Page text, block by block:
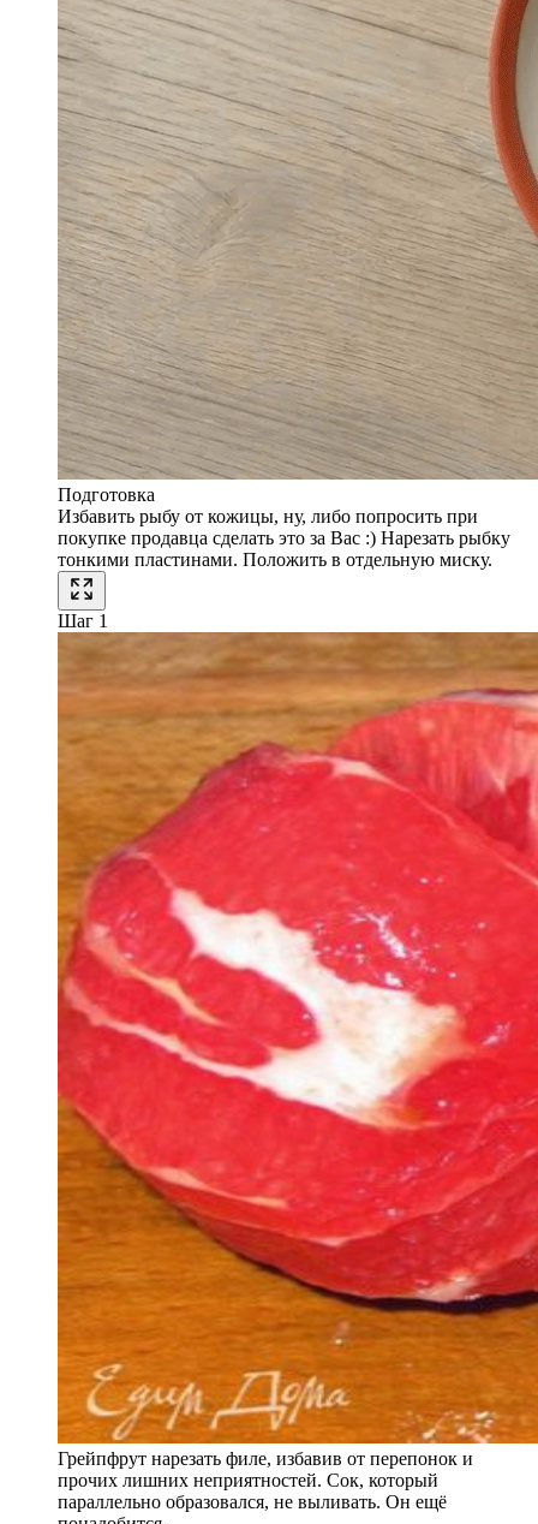
Подготовка
Избавить рыбу от кожицы, ну, либо попросить при
покупке продавца сделать это за Вас :) Нарезать рыбку
тонкими пластинами. Положить в отдельную миску.
Шаг 1
Грейпфрут нарезать филе, избавив от перепонок и
прочих лишних неприятностей. Сок, который
параллельно образовался, не выливать. Он ещё